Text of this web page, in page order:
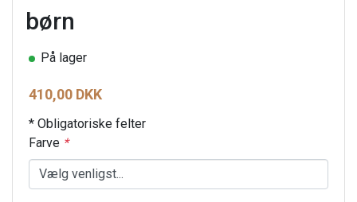
børn
På lager
410,00 DKK
* Obligatoriske felter
Farve *